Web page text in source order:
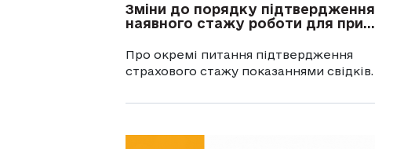
Зміни до порядку підтвердження
наявного стажу роботи для при...
Про окремі питання підтвердження
страхового стажу показаннями свідків.